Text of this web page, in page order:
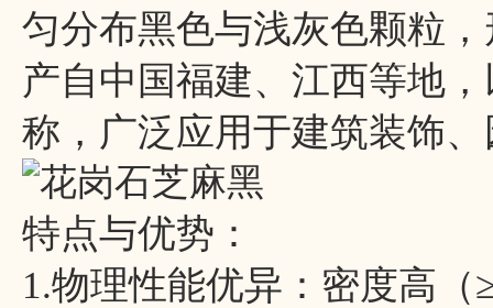
匀分布黑色与浅灰色颗粒
产自中国福建、江西等地
称，广泛应用于建筑装饰
特点与优势：
1.物理性能优异：密度高（